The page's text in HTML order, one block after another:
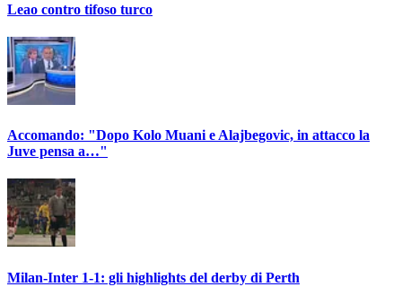
Leao contro tifoso turco
Accomando: "Dopo Kolo Muani e Alajbegovic, in attacco la
Juve pensa a…"
Milan-Inter 1-1: gli highlights del derby di Perth